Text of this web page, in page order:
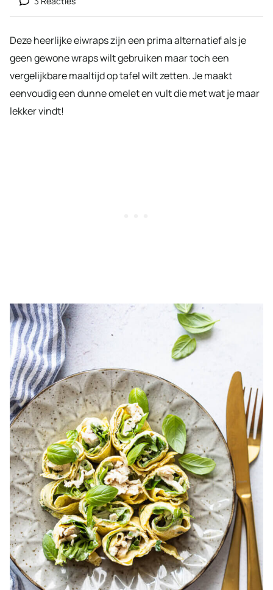
Deze heerlijke eiwraps zijn een prima alternatief als je
geen gewone wraps wilt gebruiken maar toch een
vergelijkbare maaltijd op tafel wilt zetten. Je maakt
eenvoudig een dunne omelet en vult die met wat je maar
lekker vindt!